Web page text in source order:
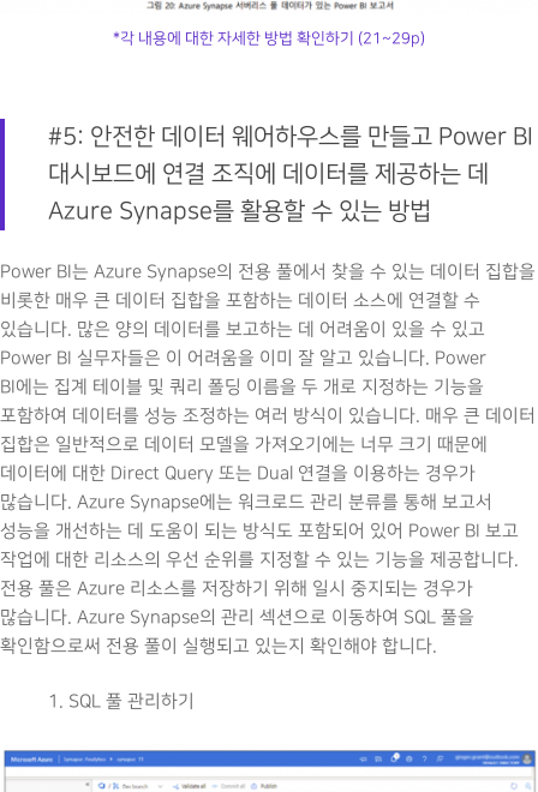
*각 내용에 대한 자세한 방법 확인하기 (21~29p)
#5: 안전한 데이터 웨어하우스를 만들고 Power BI
대시보드에 연결 조직에 데이터를 제공하는 데
Azure Synapse를 활용할 수 있는 방법
Power BI는 Azure Synapse의 전용 풀에서 찾을 수 있는 데이터 집합을
비롯한 매우 큰 데이터 집합을 포함하는 데이터 소스에 연결할 수
있습니다. 많은 양의 데이터를 보고하는 데 어려움이 있을 수 있고
Power BI 실무자들은 이 어려움을 이미 잘 알고 있습니다. Power
BI에는 집계 테이블 및 쿼리 폴딩 이름을 두 개로 지정하는 기능을
포함하여 데이터를 성능 조정하는 여러 방식이 있습니다. 매우 큰 데이터
집합은 일반적으로 데이터 모델을 가져오기에는 너무 크기 때문에
데이터에 대한 Direct Query 또는 Dual 연결을 이용하는 경우가
많습니다. Azure Synapse에는 워크로드 관리 분류를 통해 보고서
성능을 개선하는 데 도움이 되는 방식도 포함되어 있어 Power BI 보고
작업에 대한 리소스의 우선 순위를 지정할 수 있는 기능을 제공합니다.
전용 풀은 Azure 리소스를 저장하기 위해 일시 중지되는 경우가
많습니다. Azure Synapse의 관리 섹션으로 이동하여 SQL 풀을
확인함으로써 전용 풀이 실행되고 있는지 확인해야 합니다.
1. SQL 풀 관리하기